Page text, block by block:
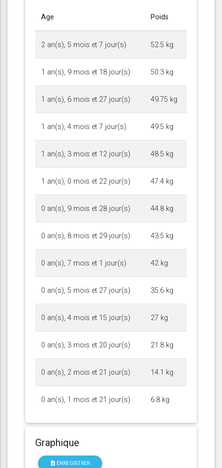
Age Poids
2 an(s), 5 mois et 7 jour(s) 52.5 kg
1 an(s), 9 mois et 18 jour(s) 50.3 kg
1 an(s), 6 mois et 27 jour(s) 49.75 kg
1 an(s), 4 mois et 7 jour(s) 49.5 kg
1 an(s), 3 mois et 12 jour(s) 48.5 kg
1 an(s), 0 mois et 22 jour(s) 47.4 kg
0 an(s), 9 mois et 28 jour(s) 44.8 kg
0 an(s), 8 mois et 29 jour(s) 43.5 kg
0 an(s), 7 mois et 1 jour(s) 42 kg
0 an(s), 5 mois et 27 jour(s) 35.6 kg
0 an(s), 4 mois et 15 jour(s) 27 kg
0 an(s), 3 mois et 20 jour(s) 21.8 kg
0 an(s), 2 mois et 21 jour(s) 14.1 kg
0 an(s), 1 mois et 21 jour(s) 6.8 kg
Graphique
ENREGISTRER